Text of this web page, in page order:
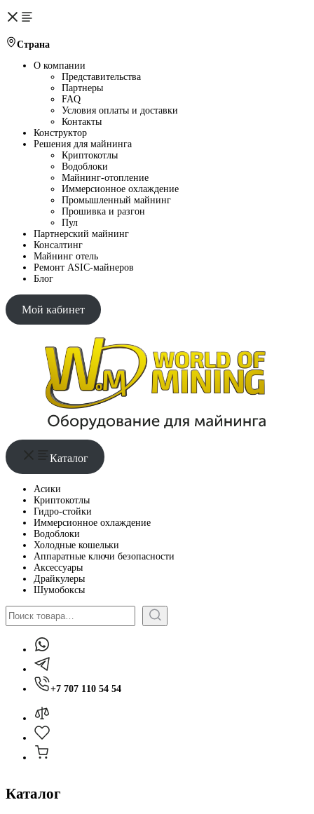
Страна
О компании
Представительства
Партнеры
FAQ
Условия оплаты и доставки
Контакты
Конструктор
Решения для майнинга
Криптокотлы
Водоблоки
Майнинг-отопление
Иммерсионное охлаждение
Промышленный майнинг
Прошивка и разгон
Пул
Партнерский майнинг
Консалтинг
Майнинг отель
Ремонт ASIC-майнеров
Блог
Мой кабинет
Каталог
Асики
Криптокотлы
Гидро-стойки
Иммерсионное охлаждение
Водоблоки
Холодные кошельки
Аппаратные ключи безопасности
Аксессуары
Драйкулеры
Шумобоксы
Поиск
+7 707 110 54 54
Каталог